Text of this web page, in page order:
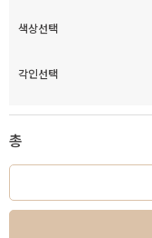
색상선택
각인선택
총